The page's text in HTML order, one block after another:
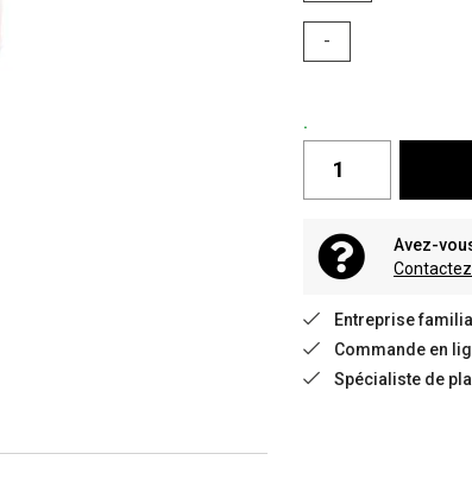
-
.
Avez-
Entreprise
Commande en
Spécialiste de